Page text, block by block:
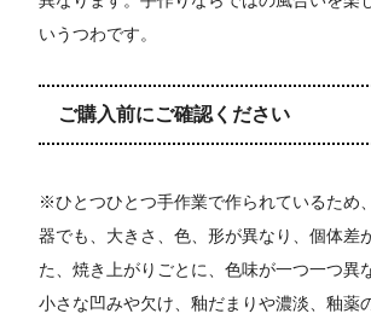
いうつわです。
ご購入前にご確認ください
※ひとつひとつ手作業で作られているため
器でも、大きさ、色、形が異なり、個体差
た、焼き上がりごとに、色味が一つ一つ異
小さな凹みや欠け、釉だまりや濃淡、釉薬